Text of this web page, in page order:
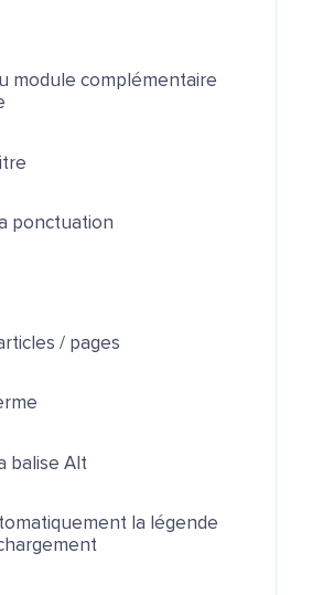
module complémentaire
ponctuation
/ pages
balise Alt
la légende